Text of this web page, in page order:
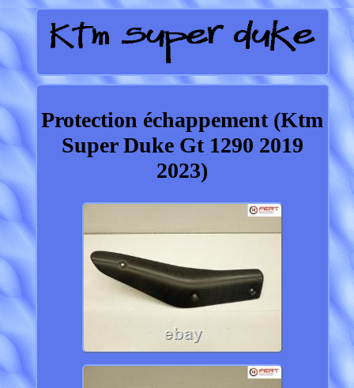
Protection échappement (Ktm
Super Duke Gt 1290 2019
2023)